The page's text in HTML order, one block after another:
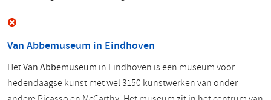
Van Abbemuseum in Eindhoven
HetVan Abbemuseum in Eindhoven is een museum voor
hedendaagse kunst met wel 3150 kunstwerken van onder